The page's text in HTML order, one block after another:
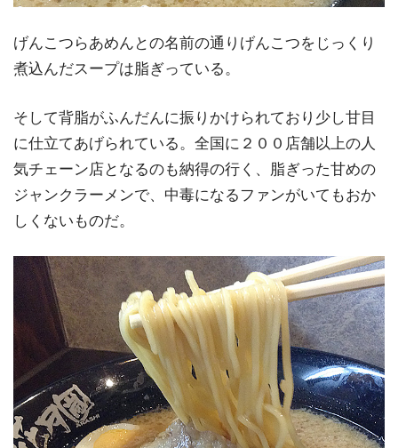
げんこつらあめんとの名前の通りげんこつをじっくり
煮込んだスープは脂ぎっている。
そして背脂がふんだんに振りかけられており少し甘目
に仕立てあげられている。全国に２００店舗以上の人
気チェーン店となるのも納得の行く、脂ぎった甘めの
ジャンクラーメンで、中毒になるファンがいてもおか
しくないものだ。